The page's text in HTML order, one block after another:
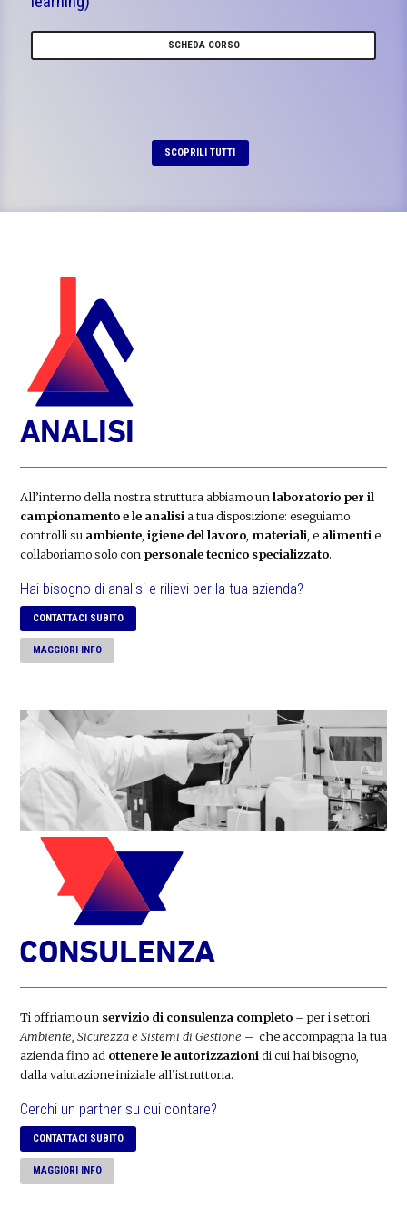
SCHEDA CORSO
SCOPRILI TUTTI
All’interno della nostra struttura abbiamo un laboratorio per il
campionamento e le analisi a tua disposizione: eseguiamo
controlli su ambiente, igiene del lavoro, materiali , e alimenti e
collaboriamo solo con personale tecnico specializzato.
Hai bisogno di analisi e rilievi per la tua azienda?
CONTATTACI SUBITO
MAGGIORI INFO
Ti offriamo un servizio di consulenza completo– per i settori
Ambiente, Sicurezza e Sistemi di Gestione – che accompagna la tua
azienda fino ad ottenere le autorizzazioni di cui hai bisogno,
dalla valutazione iniziale all’istruttoria.
Cerchi un partner su cui contare?
CONTATTACI SUBITO
MAGGIORI INFO